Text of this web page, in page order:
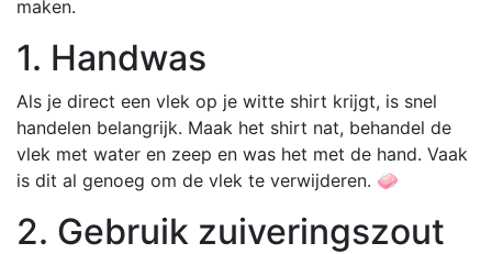
maken.
1. Handwas
Als je direct een vlek op je witte shirt krijgt, is snel
handelen belangrijk. Maak het shirt nat, behandel de
vlek met water en zeep en was het met de hand. Vaak
is dit al genoeg om de vlek te verwijderen. 🧼
2. Gebruik zuiveringszout